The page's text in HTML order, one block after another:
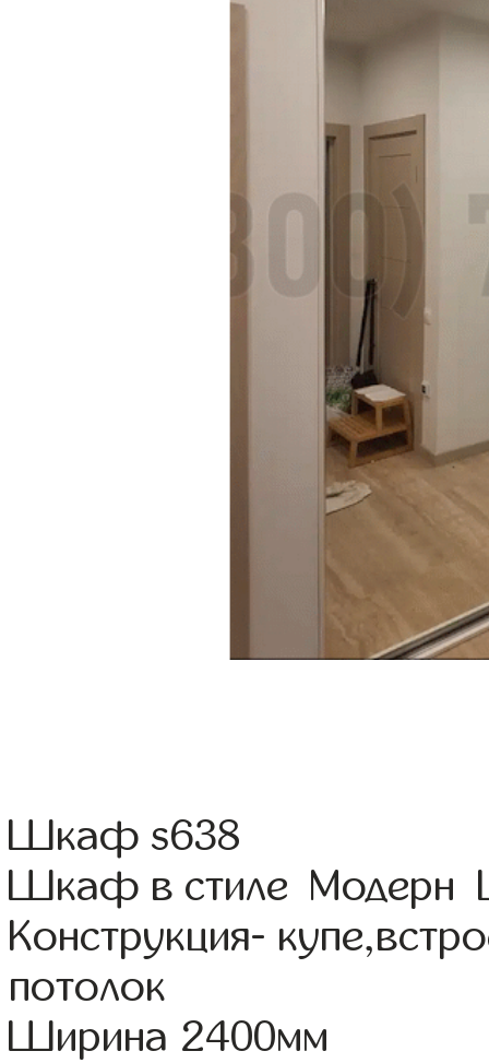
Шкаф s638
Шкаф в стиле Модерн
Конструкция-
потолок
Ширина 2400мм